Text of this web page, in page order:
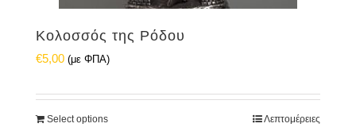
Κολοσσός της Ρόδου
€5,00 (με ΦΠΑ)
Select options Λεπτομέρειες